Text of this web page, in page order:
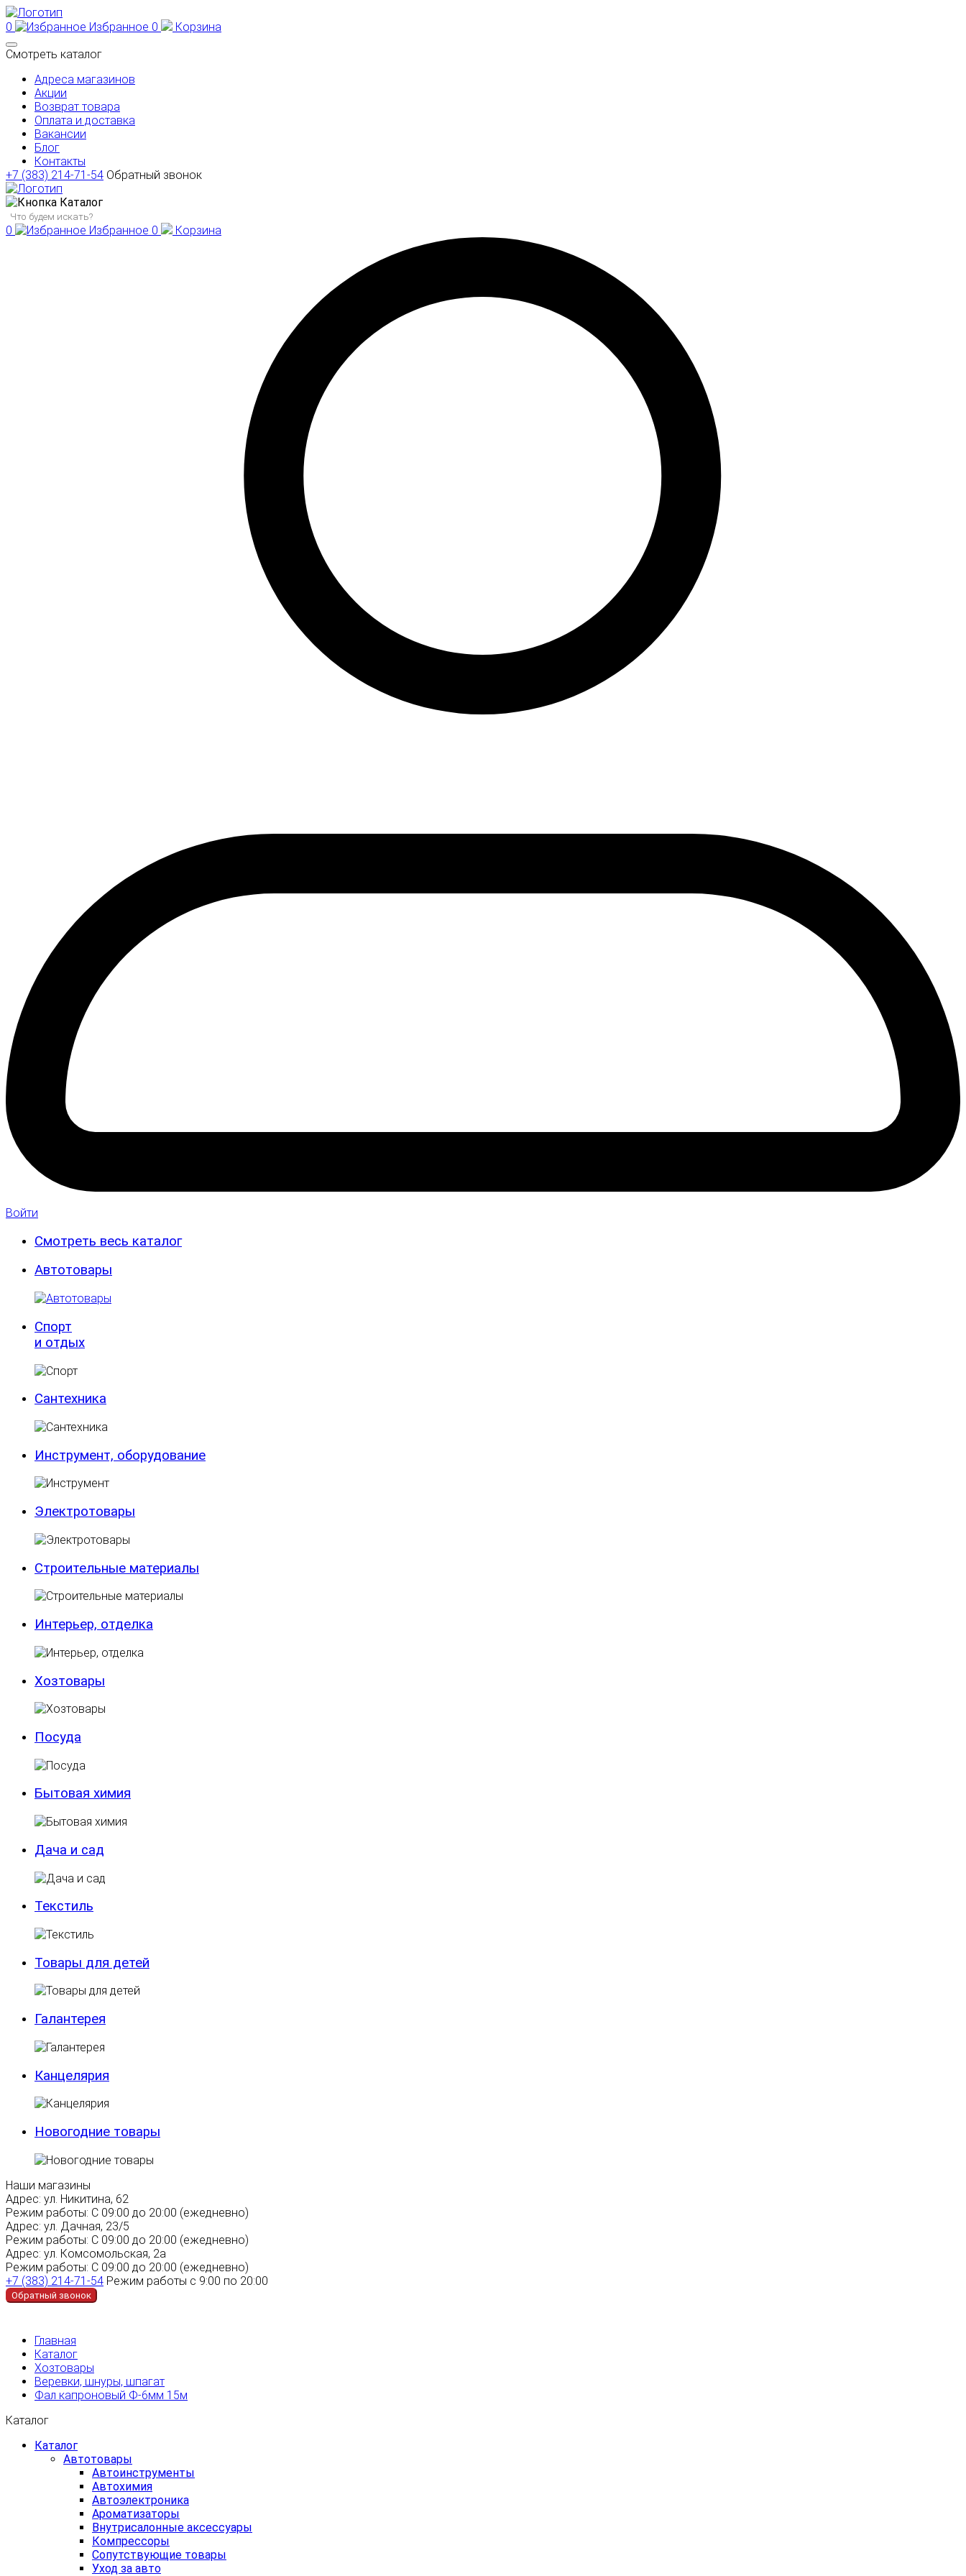
0 Избранное 0
Корзина
Смотреть каталог
Адреса магазинов
Акции
Возврат товара
Оплата и доставка
Вакансии
Блог
Контакты
+7 (383) 214-71-54 Обратный звонок
Каталог
0 Избранное 0 Корзина
Войти
Смотреть весь каталог
Автотовары
Спорт
и отдых
Сантехника
Инструмент, оборудование
Электротовары
Строительные материалы
Интерьер, отделка
Хозтовары
Посуда
Бытовая химия
Дача и сад
Текстиль
Товары для детей
Галантерея
Канцелярия
Новогодние товары
Наши магазины
Адрес: ул. Никитина, 62
Режим работы: С 09:00 до 20:00 (ежедневно)
Адрес: ул. Дачная, 23/5
Режим работы: С 09:00 до 20:00 (ежедневно)
Адрес: ул. Комсомольская, 2а
Режим работы: С 09:00 до 20:00 (ежедневно)
+7 (383) 214-71-54 Режим работы с 9:00 по 20:00
Обратный звонок
Главная
Каталог
Хозтовары
Веревки, шнуры, шпагат
Фал капроновый Ф-6мм 15м
Каталог
Каталог
Автотовары
Автоинструменты
Автохимия
Автоэлектроника
Ароматизаторы
Внутрисалонные аксессуары
Компрессоры
Сопутствующие товары
Уход за авто